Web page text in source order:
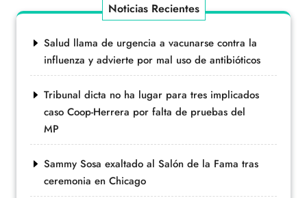
Noticias Recientes
Salud llama de urgencia a vacunarse contra la
influenza y advierte por mal uso de antibióticos
Tribunal dicta no ha lugar para tres implicados
caso Coop-Herrera por falta de pruebas del
MP
Sammy Sosa exaltado al Salón de la Fama tras
ceremonia en Chicago